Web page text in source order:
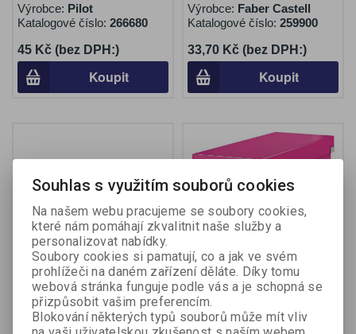
Výrobce: Pilot
Katalogové číslo: 266680
45 Kč (bez DPH:)
Koupit
Výrobce: Faber Castell
Katalogové číslo: 259900
33,70 Kč (bez DPH:)
Koupit
Popisovač Kores K-Marker
CD / DVD - černá
Krabice Leitz Click &
Store - na CD / růžová
Souhlas s využitím souborů cookies
Na našem webu pracujeme se soubory cookies,
které nám pomáhají zkvalitnit naše služby a
personalizovat nabídky.
Soubory cookies si pamatují, co a jak ve svém
prohlížeči na daném zařízení děláte. Díky tomu
webová stránka funguje podle vás a je schopná se
přizpůsobit vašim preferencím.
Blokování některých typů souborů může mít vliv